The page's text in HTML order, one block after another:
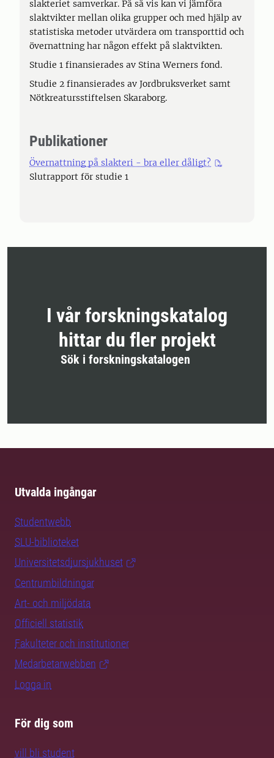
slakteriet samverkar. På så vis kan vi jämföra
slaktvikter mellan olika grupper och med hjälp av
statistiska metoder utvärdera om transporttid och
övernattning har någon effekt på slaktvikten.
Studie 1 finansierades av Stina Werners fond.
Studie 2 finansierades av Jordbruksverket samt
Nötkreatursstiftelsen Skaraborg.
Publikationer
Övernattning på slakteri - bra eller dåligt?
Slutrapport för studie 1
I vår forskningskatalog
hittar du fler projekt
Sök i forskningskatalogen
Utvalda ingångar
Studentwebb
SLU-biblioteket
Universitetsdjursjukhuset
Centrumbildningar
Art- och miljödata
Officiell statistik
Fakulteter och institutioner
Medarbetarwebben
Logga in
För dig som
vill bli student